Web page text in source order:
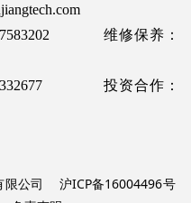
维修保养：
投资合作：
限公司 沪ICP备16004496号